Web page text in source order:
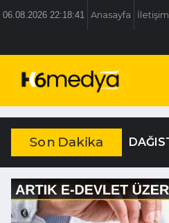
06.08.2026 22:18:41 Anasayfa İletişim
Son Dakika